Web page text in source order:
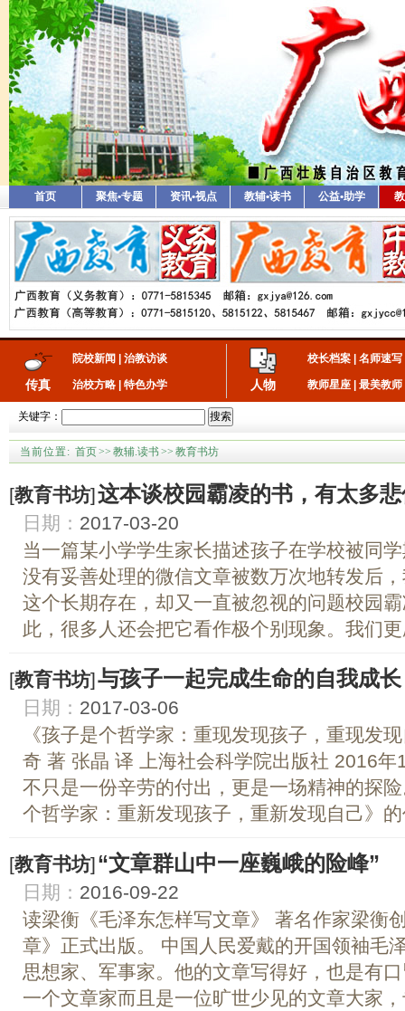
首页 聚焦•专题 资讯•视点 教辅•读书 公益•助学
传真
院校新闻 治教访谈
治校方略 特色办学 人物
校长档案 名师速写
教师星座 最美教师
关键字： 搜索
当前位置: 首页>> 教辅.读书>> 教育书坊
[教育书坊]这本谈校园霸凌的书，有太多
日期： 2017-03-20
当一篇某小学学生家长描述孩子在学校被同
没有妥善处理的微信文章被数万次地转发后
这个长期存在，却又一直被忽视的问题校园
此，很多人还会把它看作极个别现象。我们
[教育书坊]与孩子一起完成生命的自我成长
日期： 2017-03-06
《孩子是个哲学家：重现发现孩子，重现发
奇 著 张晶 译 上海社会科学院出版社 2016
不只是一份辛劳的付出，更是一场精神的探
个哲学家：重新发现孩子，重新发现自己》
[教育书坊]“文章群山中一座巍峨的险峰”
日期： 2016-09-22
读梁衡《毛泽东怎样写文章》 著名作家梁衡
章》正式出版。 中国人民爱戴的开国领袖毛
思想家、军事家。他的文章写得好，也是有
一个文章家而且是一位旷世少见的文章大家